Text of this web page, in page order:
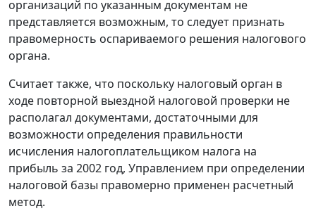
организаций по указанным документам не
представляется возможным, то следует признать
правомерность оспариваемого решения налогового
органа.
Считает также, что поскольку налоговый орган в
ходе повторной выездной налоговой проверки не
располагал документами, достаточными для
возможности определения правильности
исчисления налогоплательщиком налога на
прибыль за 2002 год, Управлением при определении
налоговой базы правомерно применен расчетный
метод.